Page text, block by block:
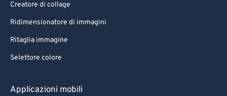
Creatore di collage
Ridimensionatore di immagini
Ritaglia immagine
Selettore colore
Applicazioni mobili